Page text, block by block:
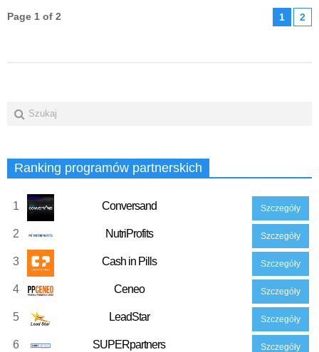
Page 1 of 2 1 2
Ranking programów partnerskich
1 Conversand Szczegóły
2 NutriProfits Szczegóły
3 Cash in Pills Szczegóły
4 Ceneo Szczegóły
5 LeadStar Szczegóły
6 SUPERpartners Szczegóły